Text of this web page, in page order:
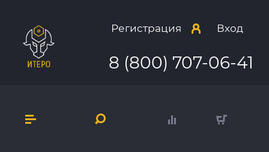
Регистрация Вход
8 (800) 707-06-41